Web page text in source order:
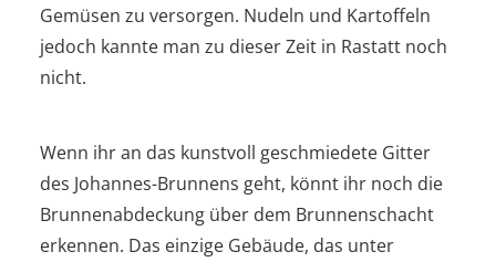
Gemüsen zu versorgen. Nudeln und Kartoffeln
jedoch kannte man zu dieser Zeit in Rastatt noch
nicht.
Wenn ihr an das kunstvoll geschmiedete Gitter
des Johannes-Brunnens geht, könnt ihr noch die
Brunnenabdeckung über dem Brunnenschacht
erkennen. Das einzige Gebäude, das unter